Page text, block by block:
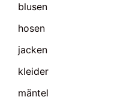
blusen
hosen
jacken
kleider
mäntel